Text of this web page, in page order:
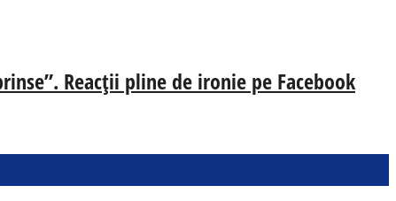
Reacții pline de ironie pe Facebook